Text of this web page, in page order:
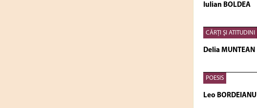
Iulian BOLDEA
CĂRŢI ŞI ATITUDINI
Delia MUNTEAN
POESIS
Leo BORDEIANU